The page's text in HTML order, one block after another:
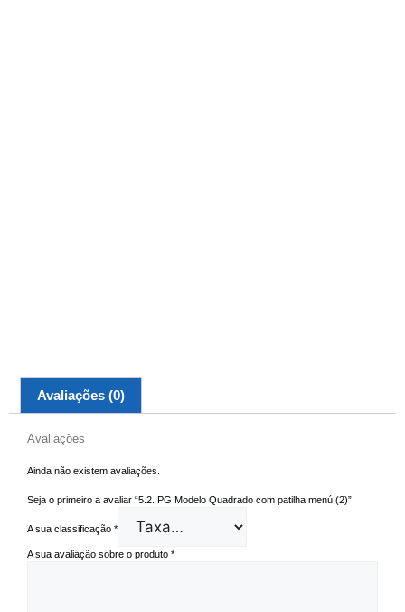
Avaliações (0)
Avaliações
Ainda não existem avaliações.
Seja o primeiro a avaliar “5.2. PG Modelo Quadrado com patilha menú (2)”
A sua classificação *
A sua avaliação sobre o produto *